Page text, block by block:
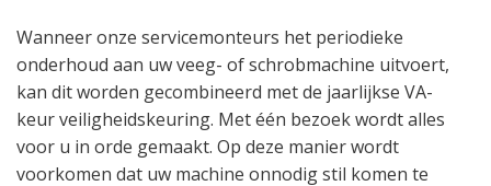
Wanneer onze servicemonteurs het periodieke
onderhoud aan uw veeg- of schrobmachine uitvoert,
kan dit worden gecombineerd met de jaarlijkse VA-
keur veiligheidskeuring. Met één bezoek wordt alles
voor u in orde gemaakt. Op deze manier wordt
voorkomen dat uw machine onnodig stil komen te